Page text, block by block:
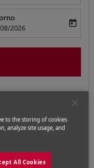
return-date-aria-label
2026
today
Voli Marrakech -
a
(origine e/o
to the storing of cookies
analyze site usage, and
All Cookies